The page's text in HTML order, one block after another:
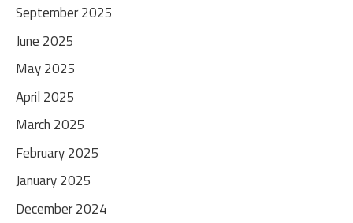
September 2025
June 2025
May 2025
April 2025
March 2025
February 2025
January 2025
December 2024